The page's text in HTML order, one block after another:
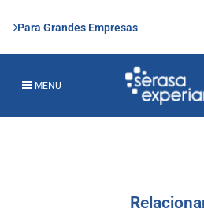
Para Grandes Empresas
MENU